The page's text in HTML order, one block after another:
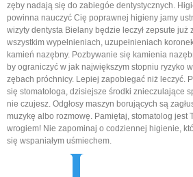
zęby nadają się do zabiegóe dentystycznych.
powinna nauczyć Cię poprawnej higieny jamy
wizyty dentysta Bielany będzie leczył zepsute już
wszystkim wypełnieniach, uzupełnieniach
kamień nazębny. Pozbywanie się kamienia
by ograniczyć w jak największym stopniu ryzyko
zębach próchnicy. Lepiej zapobiegać niż leczyć.
się stomatologa, dzisiejsze środki znieczulające
nie czujesz. Odgłosy maszyn borujących są
muzykę albo rozmowę. Pamiętaj, stomatolog jest
wrogiem! Nie zapominaj o codziennej higienie,
się wspaniałym uśmiechem.